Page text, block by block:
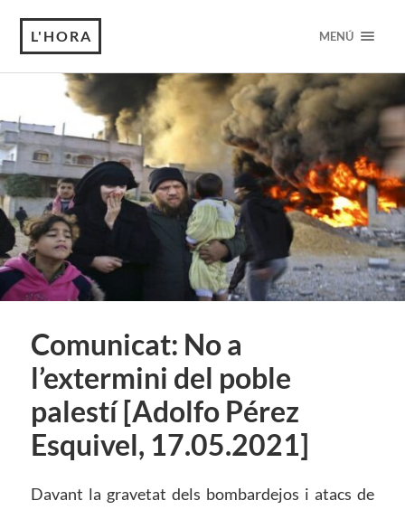
L'HORA MENÚ
Comunicat: No a
l’extermini del poble
palestí [Adolfo Pérez
Esquivel, 17.05.2021]
Davant la gravetat dels bombardejos i atacs de